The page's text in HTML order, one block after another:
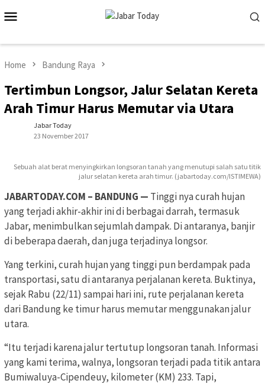
to
Home Bandung Raya
Tertimbun Longsor, Jalur Selatan Kereta
Arah Timur Harus Memutar via Utara
Jabar Today
23 November 2017
Sebuah alat berat menyingkirkan longsoran tanah yang menutupi salah satu titik
jalur selatan kereta arah timur. (jabartoday.com/ISTIMEWA)
JABARTODAY.COM – BANDUNG — Tinggi nya curah hujan
yang terjadi akhir-akhir ini di berbagai darrah, termasuk
Jabar, menimbulkan sejumlah dampak. Di antaranya, banjir
di beberapa daerah, dan juga terjadinya longsor.
Yang terkini, curah hujan yang tinggi pun berdampak pada
transportasi, satu di antaranya perjalanan kereta. Buktinya,
sejak Rabu (22/11) sampai hari ini, rute perjalanan kereta
dari Bandung ke timur harus memutar menggunakan jalur
utara.
“Itu terjadi karena jalur tertutup longsoran tanah. Informasi
yang kami terima, walnya, longsoran terjadi pada titik antara
Bumiwaluya-Cipendeuy, kilometer (KM) 233. Tapi,